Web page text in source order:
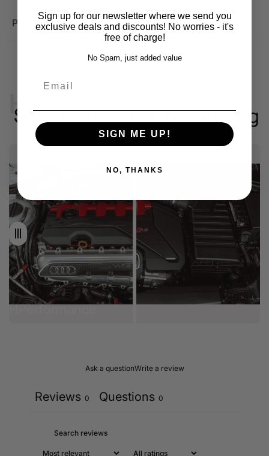
Produktbeschreibung Hinweise
HPerformance
Serie vs. 5" offene Ansaugung
HPerformance
Serie
Ask a questionWrite a review
Reviews 0 Questions 0
Sign up for our newsletter where we send you
exclusive deals and discounts! No worries - it's
free of charge!
No Spam, just added value
SIGN ME UP!
NO, THANKS